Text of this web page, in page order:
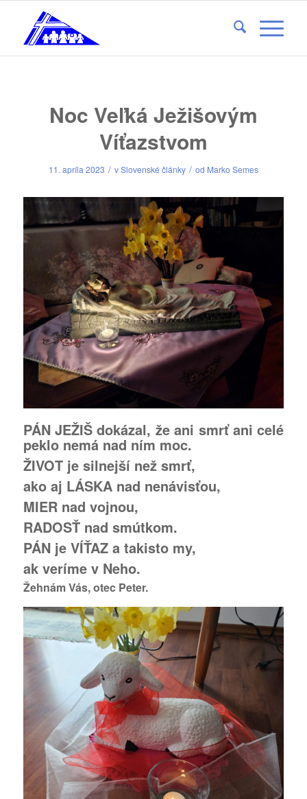
Noc Veľká Ježišovým
Víťazstvom
11. apríla 2023 / vSlovenské články / od Marko Semes
PÁN JEŽIŠ dokázal, že ani smrť ani celé
peklo nemá nad ním moc.
ŽIVOT je silnejší než smrť,
ako aj LÁSKA nad nenávisťou,
MIER nad vojnou,
RADOSŤ nad smútkom.
PÁN je VÍŤAZ a takisto my,
ak veríme v Neho.
Žehnám Vás, otec Peter.